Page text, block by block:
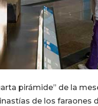
pirámide” de la
de los faraones